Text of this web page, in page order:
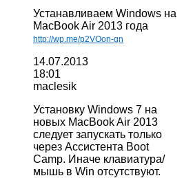
Устанавливаем Windows на
MacBook Air 2013 года
http://wp.me/p2VOon-gn
14.07.2013
18:01
maclesik
Установку Windows 7 на
новых MacBook Air 2013
следует запускать только
через Ассистента Boot
Camp. Иначе клавиатура/
мышь в Win отсутствуют.